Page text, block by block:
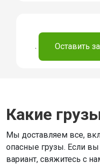
. Оставить
Какие
Мы доставляем все,
опасные грузы. Если
вариант, свяжитесь с